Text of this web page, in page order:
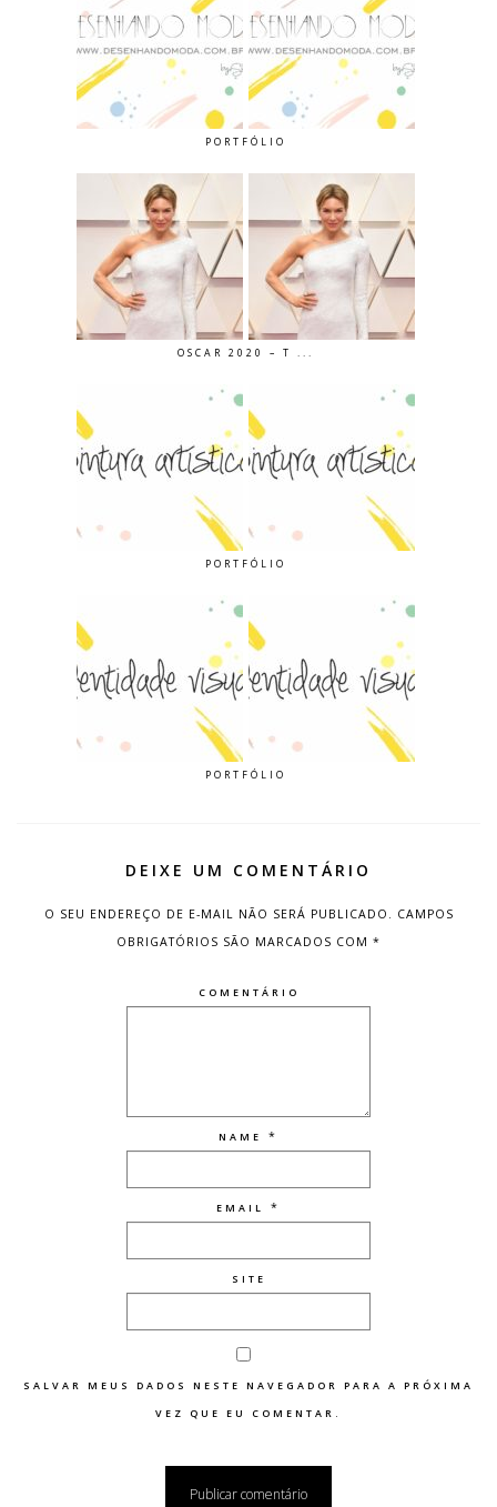
PORTFÓLIO
OSCAR 2020 – T ...
PORTFÓLIO
PORTFÓLIO
DEIXE UM COMENTÁRIO
O SEU ENDEREÇO DE E-MAIL NÃO SERÁ PUBLICADO. CAMPOS
OBRIGATÓRIOS SÃO MARCADOS COM *
COMENTÁRIO
NAME *
EMAIL *
SITE
SALVAR MEUS DADOS NESTE NAVEGADOR PARA A PRÓXIMA
VEZ QUE EU COMENTAR.